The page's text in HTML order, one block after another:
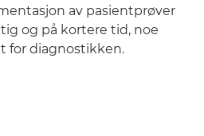
av pasientprøver
og på kortere tid, noe
for diagnostikken.